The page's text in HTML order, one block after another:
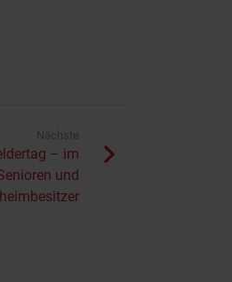
Nächste
– im
und